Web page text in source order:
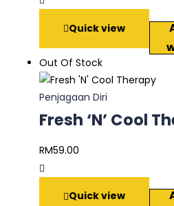
Quick view
Out Of Stock
Penjagaan Diri
Fresh ‘N’ Cool
RM59.00
Quick view